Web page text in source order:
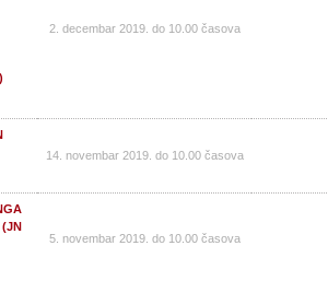
2. decembar 2019. do 10.00 časova
14. novembar 2019. do 10.00 časova
(JN
5. novembar 2019. do 10.00 časova